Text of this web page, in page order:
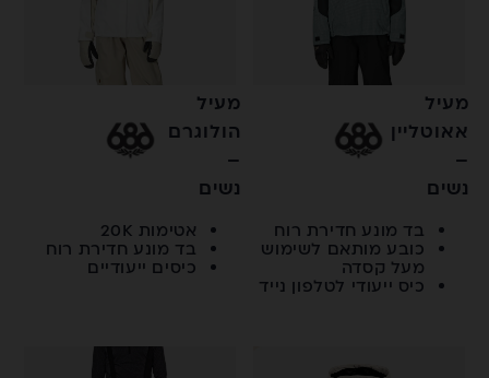
מעיל
אאוטליין
–
נשים
בד מונע חדירת רוח
כובע מותאם לשימוש
מעל קסדה
כיס ייעודי לטלפון נייד
מעיל
הולוגרם
–
נשים
אטימות 20K
בד מונע חדירת רוח
כיסים ייעודיים